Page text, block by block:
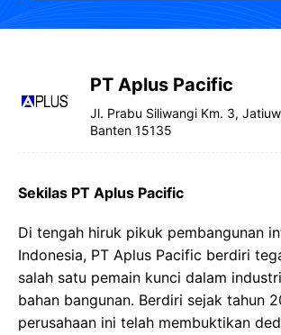
PT Aplus Pacific
Jl. Prabu Siliwangi Km. 3,
Banten 15135
Sekilas PT Aplus Pacific
Di tengah hiruk pikuk pembangunan
Indonesia, PT Aplus Pacific berdiri
salah satu pemain kunci dalam
bahan bangunan. Berdiri sejak tahun
perusahaan ini telah membuktikan